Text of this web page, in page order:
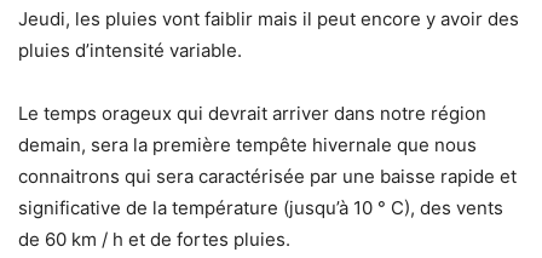
Jeudi, les pluies vont faiblir mais il peut encore y avoir des
pluies d’intensité variable.
Le temps orageux qui devrait arriver dans notre région
demain, sera la première tempête hivernale que nous
connaitrons qui sera caractérisée par une baisse rapide et
significative de la température (jusqu’à 10 ° C), des vents
de 60 km / h et de fortes pluies.